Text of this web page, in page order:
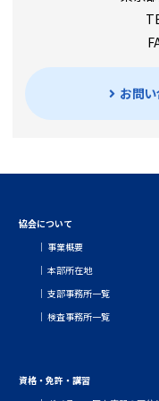
お問
協会について
事業概要
本部所在地
支部事務所一覧
検査事務所一覧
資格・免許・講習